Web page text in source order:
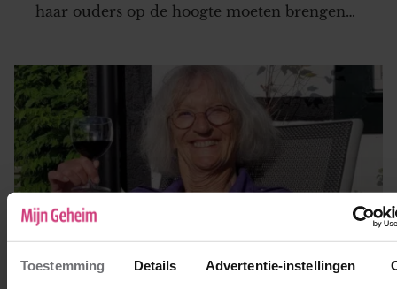
Toestemming Details Advertentie-instellingen
haar ouders op de hoogte moeten brengen
nowhere in het noorden van Zweden woont.